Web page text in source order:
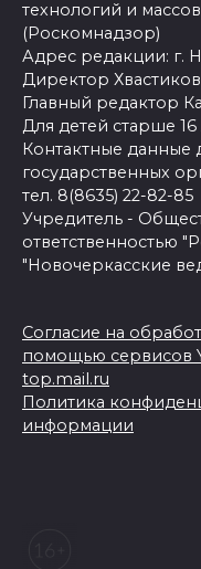
технологий и
(Роскомнадзор)
Адрес редакции: г.
Директор
Главный редактор
Для детей старше 16
Контактные данные
государственных
тел. 8(8635) 22-82-85
Учредитель -
ответственностью
"Новочеркасские
Согласие на
помощью сервисов
top.mail.ru
Политика
информации